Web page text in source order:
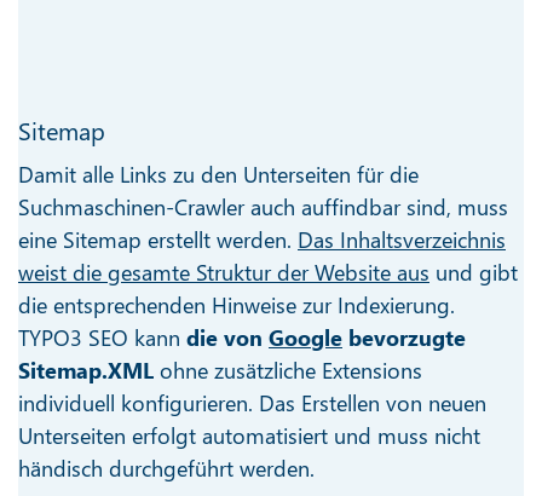
Sitemap
Damit alle Links zu den Unterseiten für die
Suchmaschinen-Crawler auch auffindbar sind, muss
eine Sitemap erstellt werden. Das Inhaltsverzeichnis
weist die gesamte Struktur der Website aus und gibt
die entsprechenden Hinweise zur Indexierung.
TYPO3 SEO kann die von Google bevorzugte
Sitemap.XML ohne zusätzliche Extensions
individuell konfigurieren. Das Erstellen von neuen
Unterseiten erfolgt automatisiert und muss nicht
händisch durchgeführt werden.